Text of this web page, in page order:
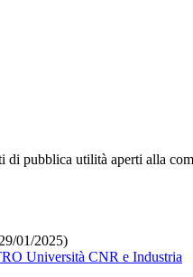
di pubblica utilità aperti alla
01/2025)
Università CNR e Industria